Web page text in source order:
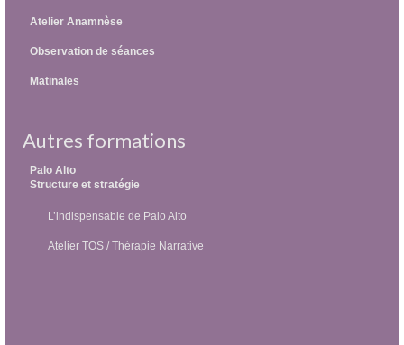
Atelier Anamnèse
Observation de séances
Matinales
Autres formations
Palo Alto
Structure et stratégie
L’indispensable de Palo Alto
Atelier TOS / Thérapie Narrative